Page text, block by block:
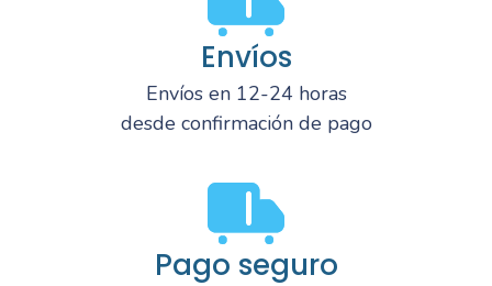
Envíos
Envíos en 12-24 horas
desde confirmación de pago
Pago seguro